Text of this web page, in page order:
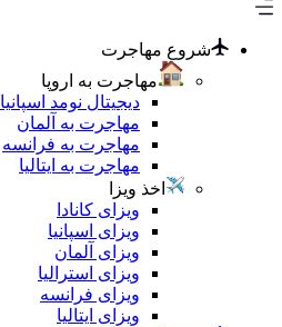
شروع مهاجرت
مهاجرت به اروپا
دیجیتال نومد اسپانیا
مهاجرت به آلمان
مهاجرت به فرانسه
مهاجرت به ایتالیا
اخذ ویزا
ویزای کانادا
ویزای اسپانیا
ویزای آلمان
ویزای استرالیا
ویزای فرانسه
ویزای ایتالیا